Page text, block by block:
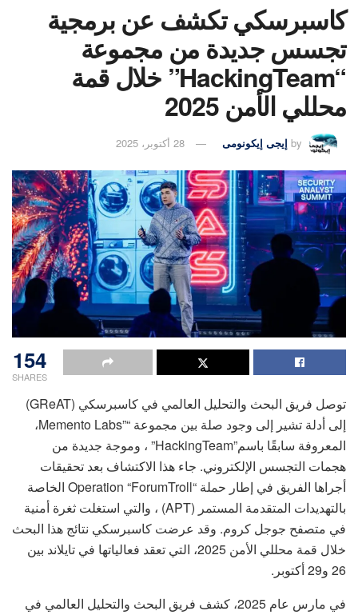
كاسبرسكي تكشف عن برمجية
تجسس جديدة من مجموعة
“HackingTeam” خلال قمة
محللي الأمن 2025
by إيجى إيكونومى 28 أكتوبر، 2025
154
SHARES
توصل فريق البحث والتحليل العالمي في كاسبرسكي (GReAT)
إلى أدلة تشير إلى وجود صلة بين مجموعة “”Memento Labs،
المعروفة سابقًا باسم”HackingTeam” ، وموجة جديدة من
هجمات التجسس الإلكتروني. جاء هذا الاكتشاف بعد تحقيقات
أجراها الفريق في إطار حملة “Operation “ForumTroll الخاصة
بالتهديدات المتقدمة المستمر (APT) ، والتي استغلت ثغرة أمنية
في متصفح جوجل كروم. وقد عرضت كاسبرسكي نتائج هذا البحث
خلال قمة محللي الأمن 2025، التي تعقد فعالياتها في تايلاند بين
26 و29 أكتوبر.
في مارس عام 2025، كشف فريق البحث والتحليل العالمي في